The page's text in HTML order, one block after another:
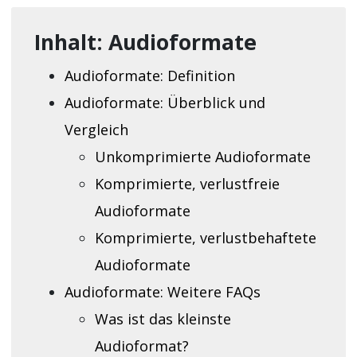
Inhalt: Audioformate
Audioformate: Definition
Audioformate: Überblick und
Vergleich
Unkomprimierte Audioformate
Komprimierte, verlustfreie
Audioformate
Komprimierte, verlustbehaftete
Audioformate
Audioformate: Weitere FAQs
Was ist das kleinste
Audioformat?